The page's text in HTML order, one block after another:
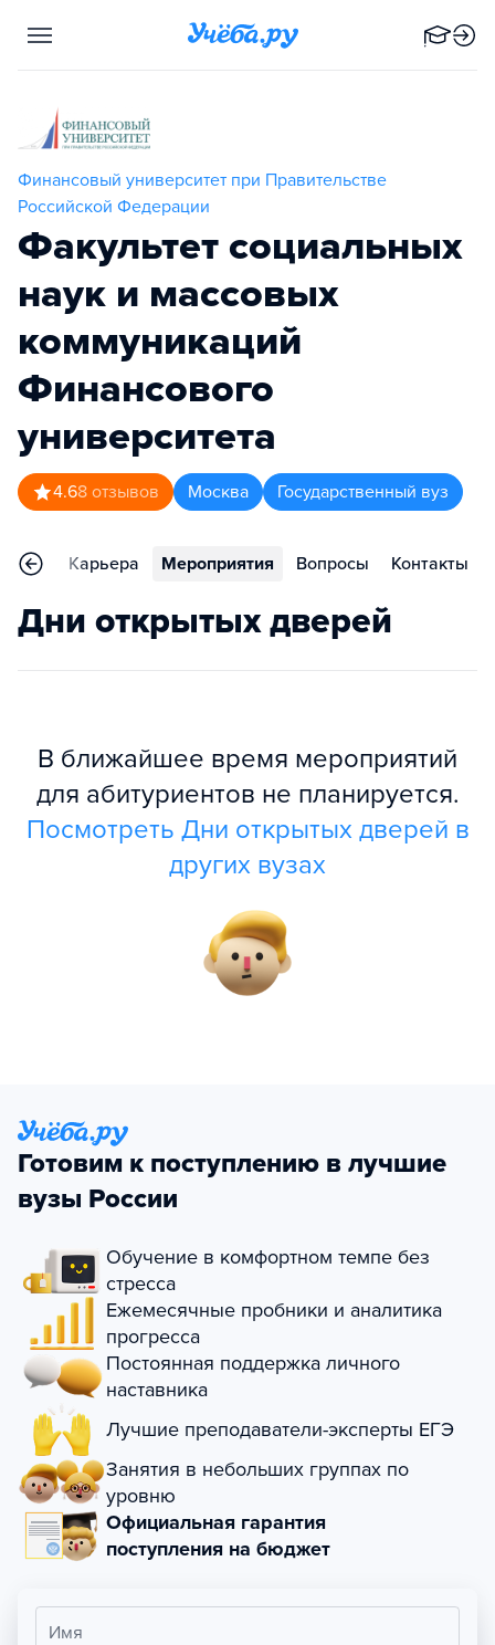
Финансовый университет при Правительстве
Российской Федерации
Факультет социальных
наук и массовых
коммуникаций
Финансового
университета
4.68 отзывов Москва Государственный вуз
Карьера Мероприятия Вопросы Контакты
Дни открытых дверей
В ближайшее время мероприятий
для абитуриентов не планируется.
Посмотреть Дни открытых дверей в
других вузах
Готовим к поступлению в лучшие
вузы России
Обучение в комфортном темпе без
стресса
Ежемесячные пробники и аналитика
прогресса
Постоянная поддержка личного
наставника
Лучшие преподаватели-эксперты ЕГЭ
Занятия в небольших группах по
уровню
Официальная гарантия
поступления на бюджет
Имя